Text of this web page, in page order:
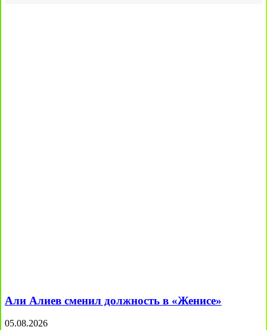
Али Алиев сменил должность в «Женисе»
05.08.2026